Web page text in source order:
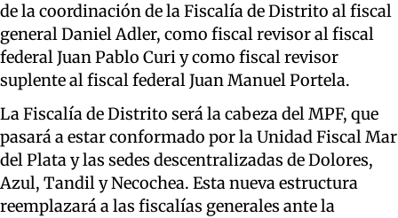
de la coordinación de la Fiscalía de Distrito al fiscal
general Daniel Adler, como fiscal revisor al fiscal
federal Juan Pablo Curi y como fiscal revisor
suplente al fiscal federal Juan Manuel Portela.
La Fiscalía de Distrito será la cabeza del MPF, que
pasará a estar conformado por la Unidad Fiscal Mar
del Plata y las sedes descentralizadas de Dolores,
Azul, Tandil y Necochea. Esta nueva estructura
reemplazará a las fiscalías generales ante la